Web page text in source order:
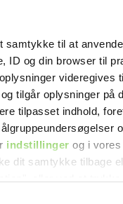
samtykke til at
ID og din browser til
videregives
tilgår oplysninger på
tilpasset indhold,
indstillinger og i vores
dit samtykke tilbage